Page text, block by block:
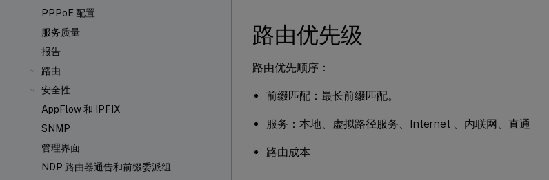
PPPoE 配置
服务质量
报告
路由
安全性
AppFlow 和 IPFIX
SNMP
管理界面
NDP 路由器通告和前缀委派组
路由优先级
路由优先顺序：
前缀匹配：最长前缀匹配。
服务：本地、虚拟路径服务、Internet 、内联网、直通
路由成本